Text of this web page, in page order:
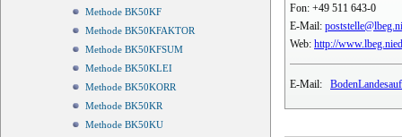
Methode BK50KF
Methode BK50KFAKTOR
Methode BK50KFSUM
Methode BK50KLEI
Methode BK50KORR
Methode BK50KR
Methode BK50KU
Fon: +49 511 643-0
E-Mail:
Web: http://
E-Mail: